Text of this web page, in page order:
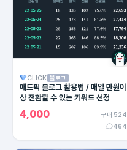
CLICK 블로그
애드픽 블로그 활용법 / 매일 만원이
상 전환할 수 있는 키워드 선정
4,000
구매 524
464